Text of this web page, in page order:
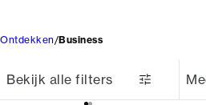
Ontdekken Business
Bekijk alle filters